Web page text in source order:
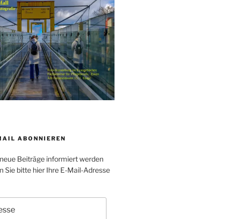
ABONNIEREN
Beiträge informiert werden
Sie bitte hier Ihre E-Mail-Adresse